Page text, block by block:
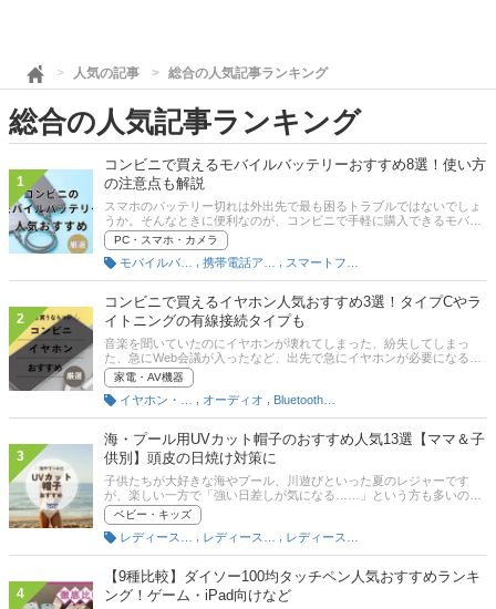
人気の記事 総合の人気記事ランキング
総合の人気記事ランキング
1
コンビニで買えるモバイルバッテリーおすすめ8選！使い方
の注意点も解説
スマホのバッテリー切れは外出先で最も困るトラブルではないでしょ
うか。そんなときに便利なのが、コンビニで手軽に購入できるモバイ
ルバッテリーです！セブンイレブンやローソン、ファミリーマートで
は有名メーカーの製品を取り扱っており、コンパクトサイズから大容
量まで取り扱っています。本記事では、選び方のポイントから、コン
ビニで購入できるおすすめのモバイルバッテリーを紹介！さらにレン
タルサービスとの違いや、安全に使うための注意点まで詳しく解説し
ます。※一部の店舗では販売されていない場合もあります。
PC・スマホ・カメラ
2
コンビニで買えるイヤホン人気おすすめ3選！タイプCやラ
イトニングの有線接続タイプも
音楽を聞いていたのにイヤホンが壊れてしまった、紛失してしまっ
た、急にWeb会議が入ったなど、出先で急にイヤホンが必要になるこ
とがありますよね。そんなときに「すぐにコンビニでイヤホンは買え
る？」と気になった人も多いかもしれません。この記事では、コンビ
ニで買えるイヤホンの選び方と、おすすめ商品をご紹介します。急に
イヤホンが必要になった方は、ぜひ参考にしてください。
家電・AV機器
オーディオ
3
海・プール用UVカット帽子のおすすめ人気13選【ママ＆子
供別】頭皮の日焼け対策に
子供たちが大好きな海やプール、川遊びといった夏のレジャーです
が、楽しい一方で「強い日差しが気になる……」という方も多いので
はないでしょうか。そこでこの記事では、紫外線防止・日焼け防止の
ためにかかせない、海・プール用UVカット帽子の選び方の説明とおす
すめ商品を紹介！ 大人用と子供用、両方の帽子を厳選しました。記事
の後半にはAmazonや楽天など通販サイトの最新人気ランキングも載
せていますので、売れ筋や口コミもあわせてチェックしてみてくださ
い。
ベビー・キッズ
4
【9種比較】ダイソー100均タッチペン人気おすすめランキ
ング！ゲーム・iPad向けなど